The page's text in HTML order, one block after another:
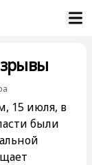
15 июля, в
были